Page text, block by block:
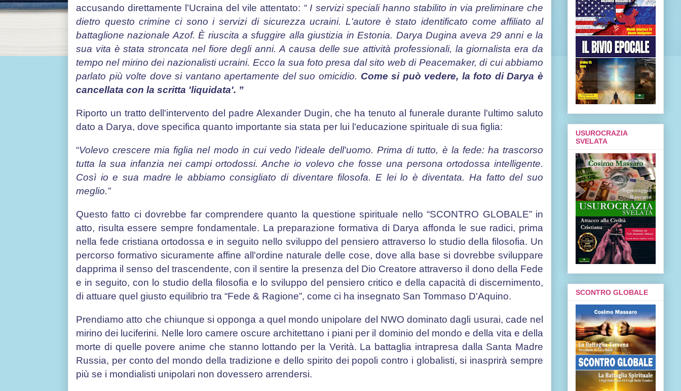
accusando direttamente l'Ucraina del vile attentato: “ I servizi speciali hanno stabilito in via preliminare che
dietro questo crimine ci sono i servizi di sicurezza ucraini. L'autore è stato identificato come affiliato al
battaglione nazionale Azof. È riuscita a sfuggire alla giustizia in Estonia. Darya Dugina aveva 29 anni e la
sua vita è stata stroncata nel fiore degli anni. A causa delle sue attività professionali, la giornalista era da
tempo nel mirino dei nazionalisti ucraini. Ecco la sua foto presa dal sito web di Peacemaker, di cui abbiamo
parlato più volte dove si vantano apertamente del suo omicidio. Come si può vedere, la foto di Darya è
cancellata con la scritta 'liquidata'. ”
Riporto un tratto dell'intervento del padre Alexander Dugin, che ha tenuto al funerale durante l'ultimo saluto
dato a Darya, dove specifica quanto importante sia stata per lui l'educazione spirituale di sua figlia:
“Volevo crescere mia figlia nel modo in cui vedo l'ideale dell'uomo. Prima di tutto, è la fede: ha trascorso
tutta la sua infanzia nei campi ortodossi. Anche io volevo che fosse una persona ortodossa intelligente.
Così io e sua madre le abbiamo consigliato di diventare filosofa. E lei lo è diventata. Ha fatto del suo
meglio.”
Questo fatto ci dovrebbe far comprendere quanto la questione spirituale nello “SCONTRO GLOBALE” in
atto, risulta essere sempre fondamentale. La preparazione formativa di Darya affonda le sue radici, prima
nella fede cristiana ortodossa e in seguito nello sviluppo del pensiero attraverso lo studio della filosofia. Un
percorso formativo sicuramente affine all'ordine naturale delle cose, dove alla base si dovrebbe sviluppare
dapprima il senso del trascendente, con il sentire la presenza del Dio Creatore attraverso il dono della Fede
e in seguito, con lo studio della filosofia e lo sviluppo del pensiero critico e della capacità di discernimento,
di attuare quel giusto equilibrio tra “Fede & Ragione”, come ci ha insegnato San Tommaso D'Aquino.
Prendiamo atto che chiunque si opponga a quel mondo unipolare del NWO dominato dagli usurai, cade nel
mirino dei luciferini. Nelle loro camere oscure architettano i piani per il dominio del mondo e della vita e della
morte di quelle povere anime che stanno lottando per la Verità. La battaglia intrapresa dalla Santa Madre
Russia, per conto del mondo della tradizione e dello spirito dei popoli contro i globalisti, si inasprirà sempre
più se i mondialisti unipolari non dovessero arrendersi.
USUROCRAZIA
SVELATA
SCONTRO GLOBALE